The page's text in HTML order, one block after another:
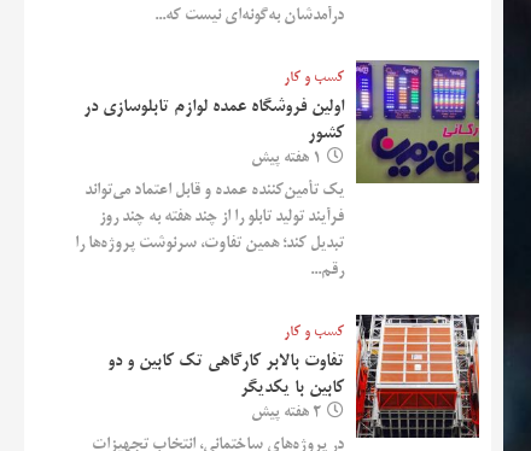
درآمدشان به‌گونه‌ای نیست که...
کسب و کار
اولین فروشگاه عمده لوازم تابلوسازی در
کشور
1 هفته پیش
یک تأمین‌کننده عمده و قابل اعتماد می‌تواند
فرآیند تولید تابلو را از چند هفته به چند روز
تبدیل کند؛ همین تفاوت، سرنوشت پروژه‌ها را
رقم...
کسب و کار
تفاوت بالابر کارگاهی تک کابین و دو
کابین با یکدیگر
2 هفته پیش
در پروژه‌های ساختمانی، انتخاب تجهیزات